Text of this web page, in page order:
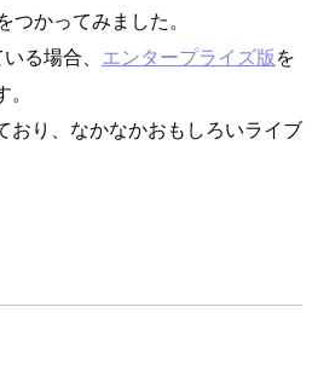
かってみました。
る場合、 エンタープライズ版を
おり、なかなかおもしろいライブ